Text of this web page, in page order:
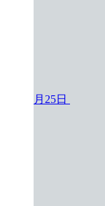
月25日